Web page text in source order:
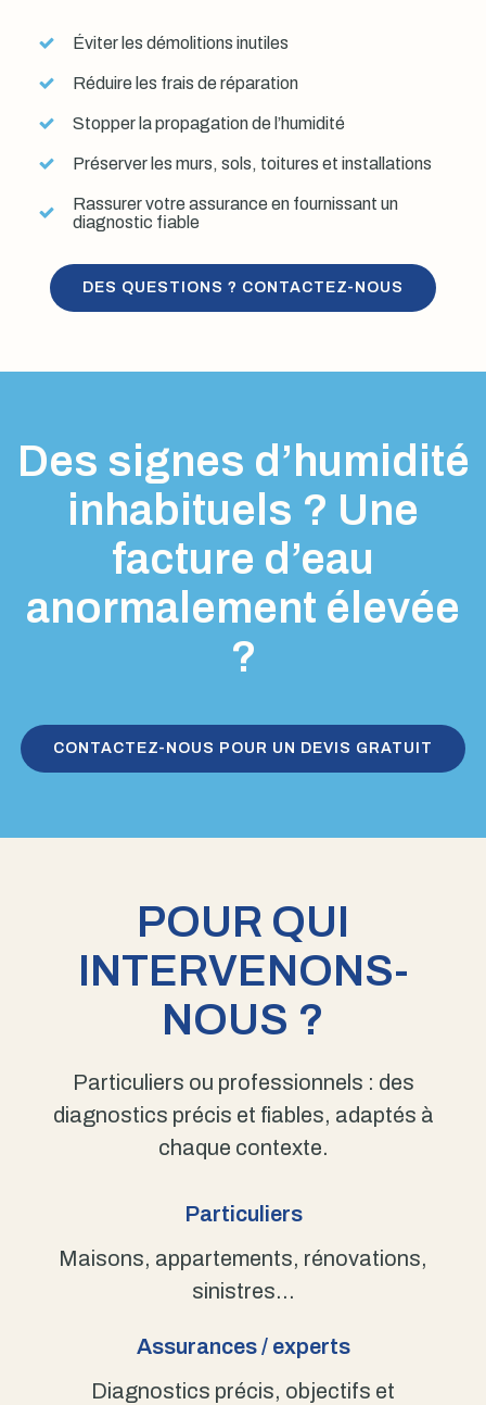
Éviter les démolitions inutiles
Réduire les frais de réparation
Stopper la propagation de l’humidité
Préserver les murs, sols, toitures et installations
Rassurer votre assurance en fournissant un
diagnostic fiable
DES QUESTIONS ? CONTACTEZ-NOUS
Des signes d’humidité
inhabituels ? Une
facture d’eau
anormalement élevée
?
CONTACTEZ-NOUS POUR UN DEVIS GRATUIT
POUR QUI
INTERVENONS-
NOUS ?
Particuliers ou professionnels : des
diagnostics précis et fiables, adaptés à
chaque contexte.
Particuliers
Maisons, appartements, rénovations,
sinistres…
Assurances / experts
Diagnostics précis, objectifs et